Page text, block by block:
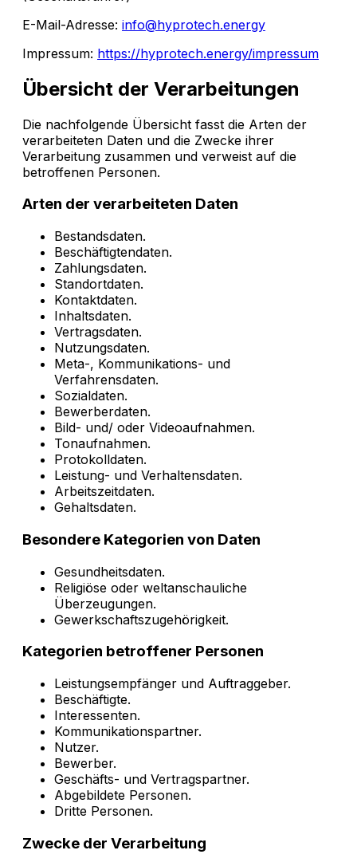
E-Mail-Adresse: info@hyprotech.energy
Impressum: https://hyprotech.energy/impressum
Übersicht der Verarbeitungen
Die nachfolgende Übersicht fasst die Arten der
verarbeiteten Daten und die Zwecke ihrer
Verarbeitung zusammen und verweist auf die
betroffenen Personen.
Arten der verarbeiteten Daten
Bestandsdaten.
Beschäftigtendaten.
Zahlungsdaten.
Standortdaten.
Kontaktdaten.
Inhaltsdaten.
Vertragsdaten.
Nutzungsdaten.
Meta-, Kommunikations- und
Verfahrensdaten.
Sozialdaten.
Bewerberdaten.
Bild- und/ oder Videoaufnahmen.
Tonaufnahmen.
Protokolldaten.
Leistung- und Verhaltensdaten.
Arbeitszeitdaten.
Gehaltsdaten.
Besondere Kategorien von Daten
Gesundheitsdaten.
Religiöse oder weltanschauliche
Überzeugungen.
Gewerkschaftszugehörigkeit.
Kategorien betroffener Personen
Leistungsempfänger und Auftraggeber.
Beschäftigte.
Interessenten.
Kommunikationspartner.
Nutzer.
Bewerber.
Geschäfts- und Vertragspartner.
Abgebildete Personen.
Dritte Personen.
Zwecke der Verarbeitung